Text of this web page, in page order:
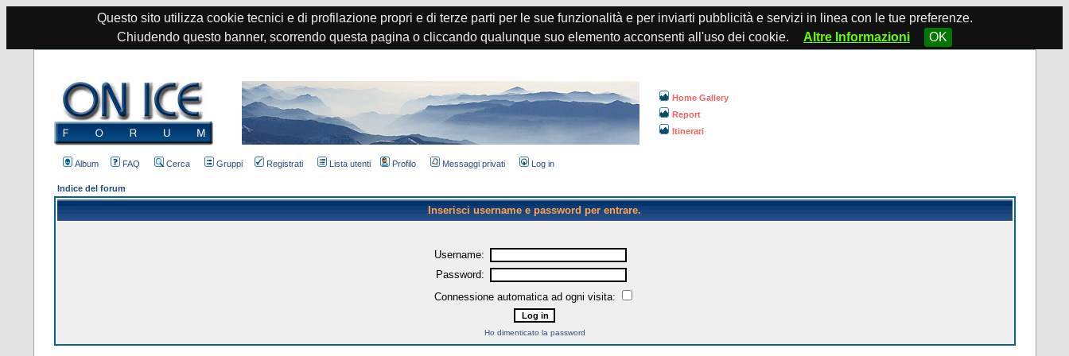
Questo sito utilizza cookie tecnici e di profilazione propri e di terze parti per le sue funzionalità e per inviarti pubblicità e servizi in linea con le tue preferenze.
Chiudendo questo banner, scorrendo questa pagina o cliccando qualunque suo elemento acconsenti all'uso dei cookie.
Altre Informazioni OK
Home Gallery
Report
Itinerari
Album FAQ Cerca Gruppi Registrati Lista utenti Profilo Messaggi privati Log in
Indice del forum
Inserisci username e password per entrare.
Username:
Password:
Connessione automatica ad ogni visita:
Ho dimenticato la password